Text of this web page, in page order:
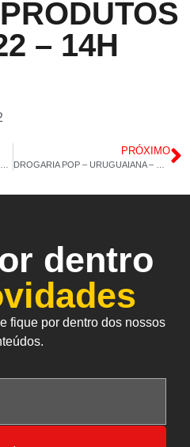
– 14H
PRÓXIMO
dentro
fique por dentro dos nossos